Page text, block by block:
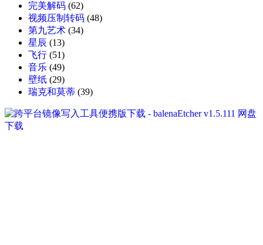
完美解码 (62)
视频压制转码 (48)
第九艺术 (34)
星辰 (13)
飞行 (51)
音乐 (49)
壁纸 (29)
瑞克和莫蒂 (39)